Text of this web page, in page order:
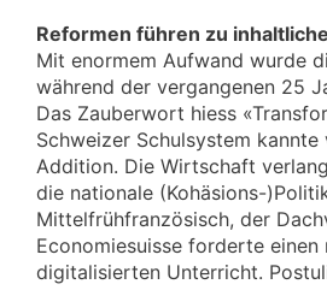
Reformen führen zu
Mit enormem Aufwand wurde
während der vergangenen 25
Das Zauberwort hiess
Schweizer Schulsystem
Addition. Die Wirtschaft
die nationale (Kohäsions-
Mittelfrühfranzösisch, der
Economiesuisse forderte einen
digitalisierten Unterricht.